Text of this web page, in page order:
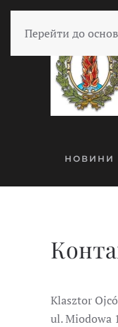
Перейти до
НОВИНИ
Klasztor
ul. Miodowa